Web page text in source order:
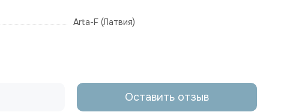
Arta-F (Латвия)
Оставить отзыв